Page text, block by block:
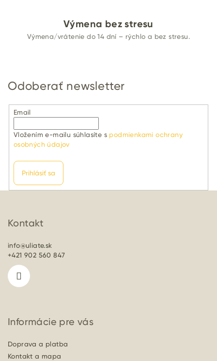
Výmena bez stresu
Výmena/vrátenie do 14 dní – rýchlo a bez stresu.
Odoberať newsletter
Email
Vložením e-mailu súhlasíte s podmienkami ochrany
osobných údajov
Prihlásiť sa
Kontakt
info@uliate.sk
+421 902 560 847
Informácie pre vás
Doprava a platba
Kontakt a mapa